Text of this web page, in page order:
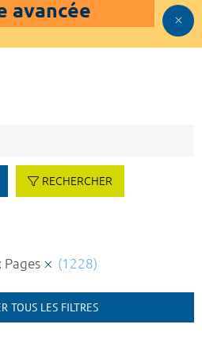
avancée
RECHERCHER
(1228)
TOUS LES FILTRES